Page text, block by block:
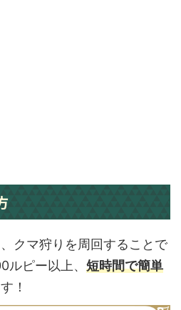
クマ狩りを周回することで
ピー以上、 短時間で簡単
！